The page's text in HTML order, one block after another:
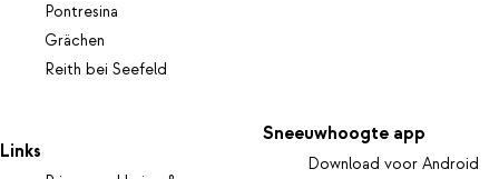
Pontresina
Grächen
Reith bei Seefeld
Links
Sneeuwhoogte app
Download voor Android